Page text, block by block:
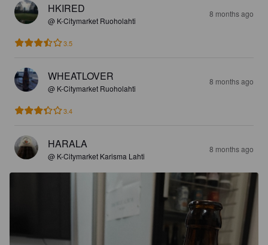
HKIRED
@ K-Citymarket Ruoholahti
8 months ago
3.5
WHEATLOVER
@ K-Citymarket Ruoholahti
8 months ago
3.4
HARALA
@ K-Citymarket Karisma Lahti
8 months ago